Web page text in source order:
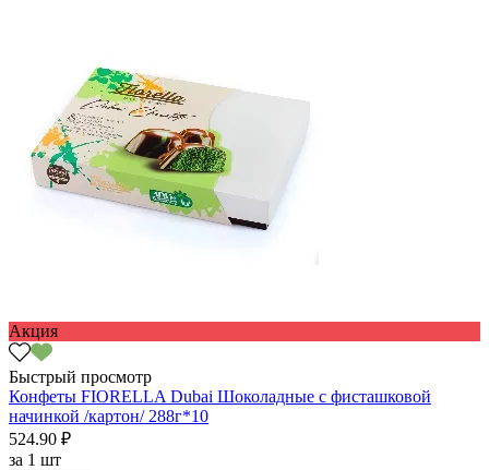
Акция
Быстрый просмотр
Конфеты FIORELLA Dubai Шоколадные с фисташковой
начинкой /картон/ 288г*10
524.90 ₽
за 1 шт